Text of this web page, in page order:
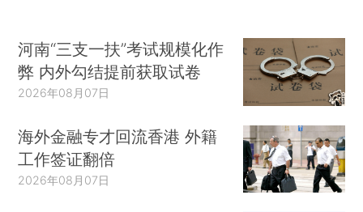
河南“三支一扶”考试规模化作
弊 内外勾结提前获取试卷
2026年08月07日
海外金融专才回流香港 外籍
工作签证翻倍
2026年08月07日